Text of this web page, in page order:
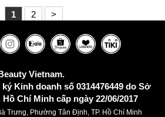
1 2 >
Vietnam.
Kinh doanh số 0314476449 do Sở
Chí Minh cấp ngày 22/06/2017
Trưng, Phường Tân Định, TP. Hồ Chí Minh